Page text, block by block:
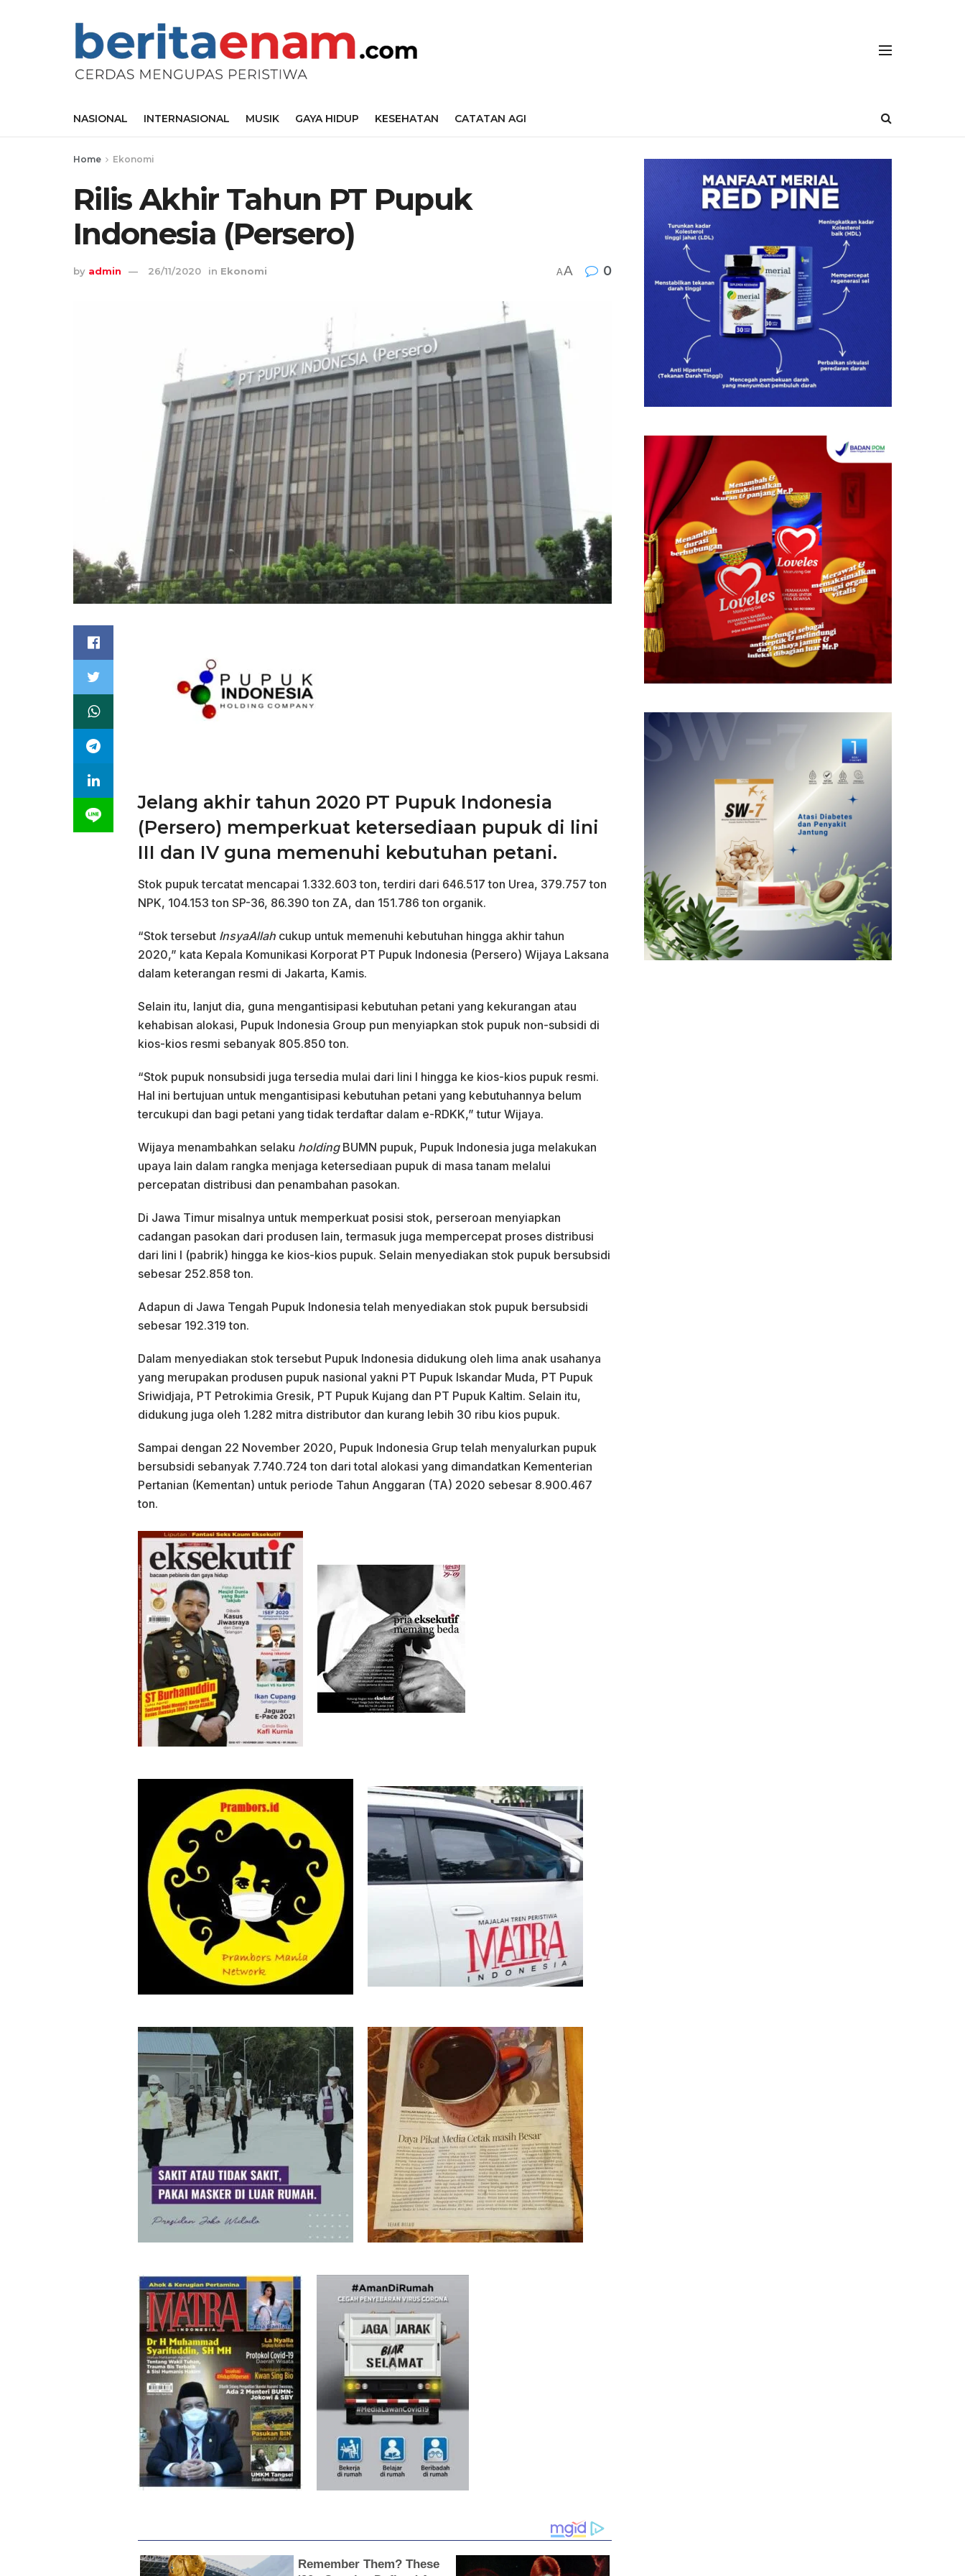
NASIONAL INTERNASIONAL MUSIK GAYA HIDUP KESEHATAN CATATAN AGI
Home Ekonomi
Rilis Akhir Tahun PT Pupuk
Indonesia (Persero)
by admin 26/11/2020 in Ekonomi AA 0
Jelang akhir tahun 2020 PT Pupuk Indonesia
(Persero) memperkuat ketersediaan pupuk di lini
III dan IV guna memenuhi kebutuhan petani.
Stok pupuk tercatat mencapai 1.332.603 ton, terdiri dari 646.517 ton Urea, 379.757 ton
NPK, 104.153 ton SP-36, 86.390 ton ZA, dan 151.786 ton organik.
“Stok tersebut InsyaAllah cukup untuk memenuhi kebutuhan hingga akhir tahun
2020,” kata Kepala Komunikasi Korporat PT Pupuk Indonesia (Persero) Wijaya Laksana
dalam keterangan resmi di Jakarta, Kamis.
Selain itu, lanjut dia, guna mengantisipasi kebutuhan petani yang kekurangan atau
kehabisan alokasi, Pupuk Indonesia Group pun menyiapkan stok pupuk non-subsidi di
kios-kios resmi sebanyak 805.850 ton.
“Stok pupuk nonsubsidi juga tersedia mulai dari lini I hingga ke kios-kios pupuk resmi.
Hal ini bertujuan untuk mengantisipasi kebutuhan petani yang kebutuhannya belum
tercukupi dan bagi petani yang tidak terdaftar dalam e-RDKK,” tutur Wijaya.
Wijaya menambahkan selaku holdingBUMN pupuk, Pupuk Indonesia juga melakukan
upaya lain dalam rangka menjaga ketersediaan pupuk di masa tanam melalui
percepatan distribusi dan penambahan pasokan.
Di Jawa Timur misalnya untuk memperkuat posisi stok, perseroan menyiapkan
cadangan pasokan dari produsen lain, termasuk juga mempercepat proses distribusi
dari lini I (pabrik) hingga ke kios-kios pupuk. Selain menyediakan stok pupuk bersubsidi
sebesar 252.858 ton.
Adapun di Jawa Tengah Pupuk Indonesia telah menyediakan stok pupuk bersubsidi
sebesar 192.319 ton.
Dalam menyediakan stok tersebut Pupuk Indonesia didukung oleh lima anak usahanya
yang merupakan produsen pupuk nasional yakni PT Pupuk Iskandar Muda, PT Pupuk
Sriwidjaja, PT Petrokimia Gresik, PT Pupuk Kujang dan PT Pupuk Kaltim. Selain itu,
didukung juga oleh 1.282 mitra distributor dan kurang lebih 30 ribu kios pupuk.
Sampai dengan 22 November 2020, Pupuk Indonesia Grup telah menyalurkan pupuk
bersubsidi sebanyak 7.740.724 ton dari total alokasi yang dimandatkan Kementerian
Pertanian (Kementan) untuk periode Tahun Anggaran (TA) 2020 sebesar 8.900.467
ton.